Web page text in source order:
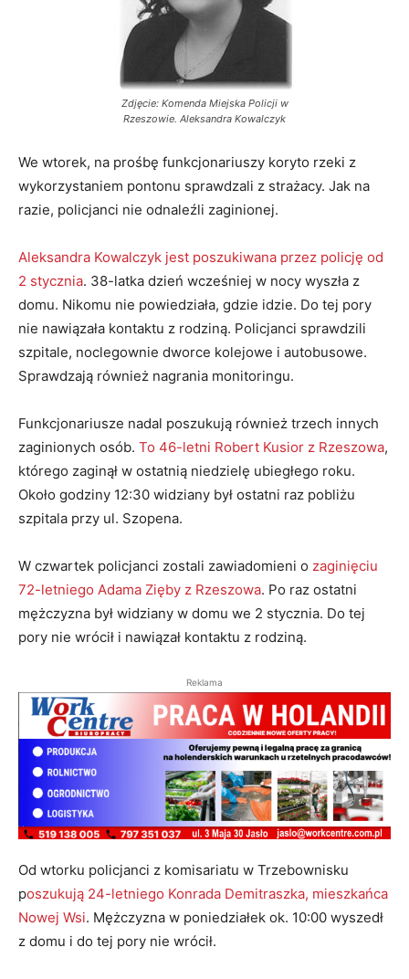
Zdjęcie: Komenda Miejska Policji w
Rzeszowie. Aleksandra Kowalczyk
We wtorek, na prośbę funkcjonariuszy koryto rzeki z
wykorzystaniem pontonu sprawdzali z strażacy. Jak na
razie, policjanci nie odnaleźli zaginionej.
Aleksandra Kowalczyk jest poszukiwana przez policję od
2 stycznia. 38-latka dzień wcześniej w nocy wyszła z
domu. Nikomu nie powiedziała, gdzie idzie. Do tej pory
nie nawiązała kontaktu z rodziną. Policjanci sprawdzili
szpitale, noclegownie dworce kolejowe i autobusowe.
Sprawdzają również nagrania monitoringu.
Funkcjonariusze nadal poszukują również trzech innych
zaginionych osób. To 46-letni Robert Kusior z Rzeszowa,
którego zaginął w ostatnią niedzielę ubiegłego roku.
Około godziny 12:30 widziany był ostatni raz pobliżu
szpitala przy ul. Szopena.
W czwartek policjanci zostali zawiadomieni o zaginięciu
72-letniego Adama Zięby z Rzeszowa. Po raz ostatni
mężczyzna był widziany w domu we 2 stycznia. Do tej
pory nie wrócił i nawiązał kontaktu z rodziną.
Reklama
Od wtorku policjanci z komisariatu w Trzebownisku
poszukują 24-letniego Konrada Demitraszka, mieszkańca
Nowej Wsi. Mężczyzna w poniedziałek ok. 10:00 wyszedł
z domu i do tej pory nie wrócił.